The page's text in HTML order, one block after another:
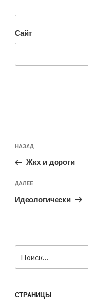
Сайт
по
записям
Предыдущая
запись:
НАЗАД
Жкх и дороги
Следующая
запись
ДАЛЕЕ
Идеологически
СТРАНИЦЫ